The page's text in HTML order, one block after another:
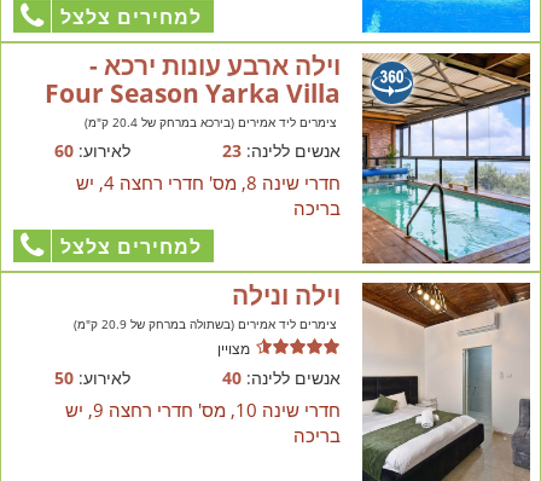
למחירים צלצל
וילה ארבע עונות ירכא -
Four Season Yarka Villa
צימרים ליד אמירים (בירכא במרחק של 20.4 ק"מ)
אנשים ללינה:23 לאירוע:60
חדרי שינה 8, מס' חדרי רחצה 4, יש
בריכה
למחירים צלצל
וילה ונילה
צימרים ליד אמירים (בשתולה במרחק של 20.9 ק"מ)
מצויין
אנשים ללינה:40 לאירוע:50
חדרי שינה 10, מס' חדרי רחצה 9, יש
בריכה